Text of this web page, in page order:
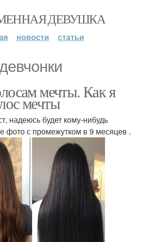
ДЕВУШКА
новости статьи
мечты. Как я
мечты
надеюсь будет кому-нибудь
фото с промежутком в 9 месяцев .